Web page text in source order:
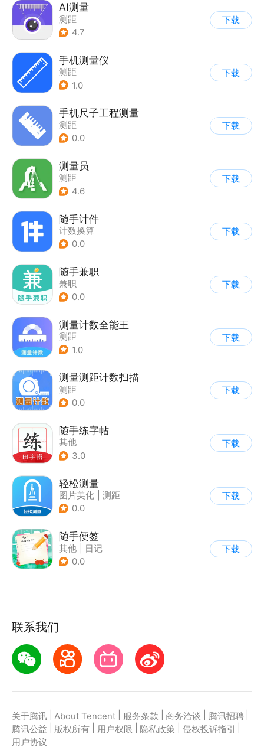
AI测量
测距
4.7
下载
手机测量仪
测距
1.0
下载
手机尺子工程测量
测距
0.0
下载
测量员
测距
4.6
下载
随手计件
计数换算
0.0
下载
随手兼职
兼职
0.0
下载
测量计数全能王
测距
1.0
下载
测量测距计数扫描
测距
0.0
下载
随手练字帖
其他
3.0
下载
轻松测量
图片美化
测距
0.0
下载
随手便签
其他
日记
0.0
下载
联系我们
关于腾讯 About Tencent 服务条款 商务洽谈 腾讯招聘
腾讯公益
版权所有 用户权限 隐私政策 侵权投诉指引
用户协议